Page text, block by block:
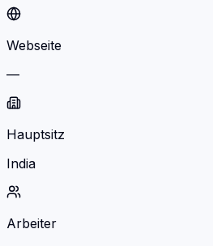
Webseite
—
Hauptsitz
India
Arbeiter